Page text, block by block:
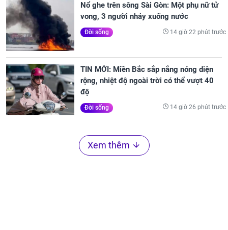
Nổ ghe trên sông Sài Gòn: Một phụ nữ tử
vong, 3 người nhảy xuống nước
Đời sống 14 giờ 22 phút trước
TIN MỚI: Miền Bắc sắp nắng nóng diện
rộng, nhiệt độ ngoài trời có thể vượt 40
độ
Đời sống 14 giờ 26 phút trước
Xem thêm